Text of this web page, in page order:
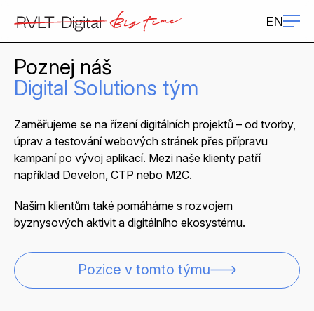
EN
Poznej náš
Digital Solutions tým
Zaměřujeme se na řízení digitálních projektů – od tvorby,
úprav a testování webových stránek přes přípravu
kampaní po vývoj aplikací. Mezi naše klienty patří
například Develon, CTP nebo M2C.
Našim klientům také pomáháme s rozvojem
byznysových aktivit a digitálního ekosystému.
Pozice v tomto týmu